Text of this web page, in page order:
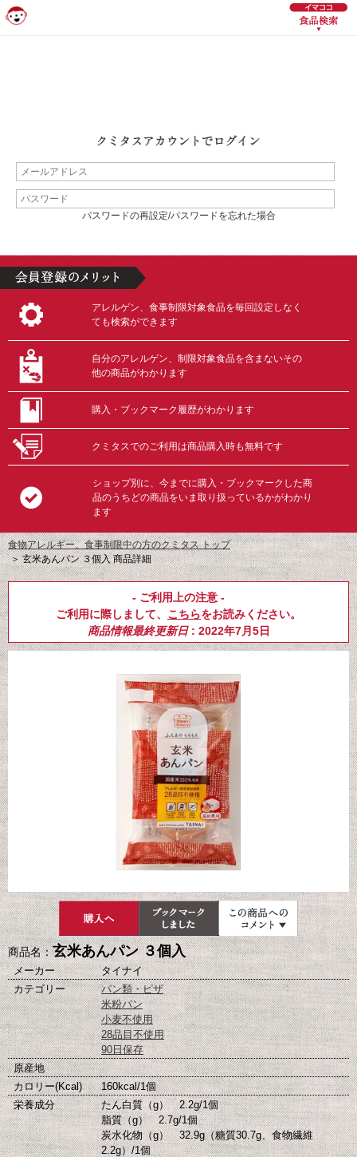
パスワードの再設定/パスワードを忘れた場合
アレルゲン、食事制限対象食品を毎回設定しなく
ても検索ができます
自分のアレルゲン、制限対象食品を含まないその
他の商品がわかります
購入・ブックマーク履歴がわかります
クミタスでのご利用は商品購入時も無料です
ショップ別に、今までに購入・ブックマークした商
品のうちどの商品をいま取り扱っているかがわかり
ます
食物アレルギー、食事制限中の方のクミタス トップ
＞玄米あんパン ３個入 商品詳細
- ご利用上の注意 -
ご利用に際しまして、 こちらをお読みください。
商品情報最終更新日: 2022年7月5日
商品名：玄米あんパン ３個入
メーカー
タイナイ
カテゴリー
パン類・ピザ
米粉パン
小麦不使用
28品目不使用
90日保存
原産地
カロリー(Kcal)
160kcal/1個
栄養成分
たん白質（g） 2.2g/1個
脂質（g） 2.7g/1個
炭水化物（g） 32.9g（糖質30.7g、食物繊維
2.2g）/1個